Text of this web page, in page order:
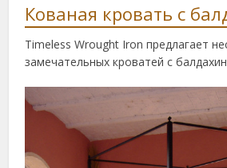
Кованая кровать с
Timeless Wrought Iron предлагает
замечательных кроватей с